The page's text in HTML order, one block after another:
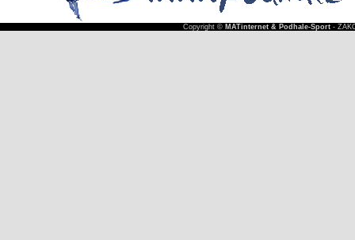
Copyright © MATinternet & Podhale-Sport-